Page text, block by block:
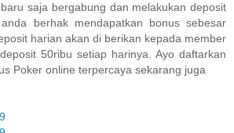
saja bergabung dan melakukan deposit
berhak mendapatkan bonus sebesar
harian akan di berikan kepada member
50ribu setiap harinya. Ayo daftarkan
Poker online terpercaya sekarang juga